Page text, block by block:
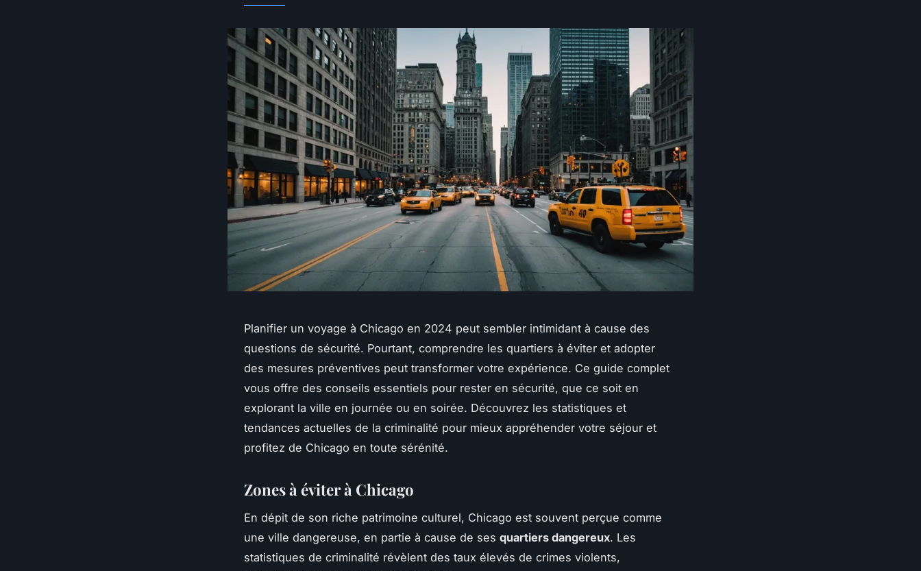
Planifier un voyage à Chicago en 2024 peut sembler intimidant à cause des
questions de sécurité. Pourtant, comprendre les quartiers à éviter et adopter
des mesures préventives peut transformer votre expérience. Ce guide complet
vous offre des conseils essentiels pour rester en sécurité, que ce soit en
explorant la ville en journée ou en soirée. Découvrez les statistiques et
tendances actuelles de la criminalité pour mieux appréhender votre séjour et
profitez de Chicago en toute sérénité.
Zones à éviter à Chicago
En dépit de son riche patrimoine culturel, Chicago est souvent perçue comme
une ville dangereuse, en partie à cause de ses quartiers dangereux. Les
statistiques de criminalité révèlent des taux élevés de crimes violents,